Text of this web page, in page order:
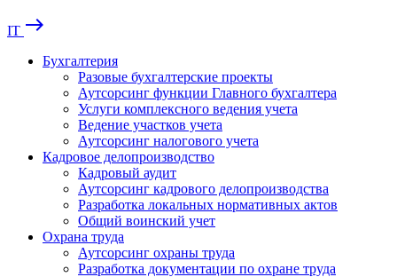
IT east
Бухгалтерия
Разовые бухгалтерские проекты
Аутсорсинг функции Главного бухгалтера
Услуги комплексного ведения учета
Ведение участков учета
Аутсорсинг налогового учета
Кадровое делопроизводство
Кадровый аудит
Аутсорсинг кадрового делопроизводства
Разработка локальных нормативных актов
Общий воинский учет
Охрана труда
Аутсорсинг охраны труда
Разработка документации по охране труда